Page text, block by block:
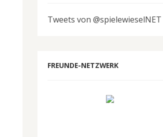
Tweets von @spielewieselNET
FREUNDE-NETZWERK